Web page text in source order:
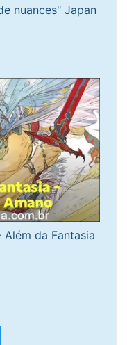
nuances" Japan
da Fantasia